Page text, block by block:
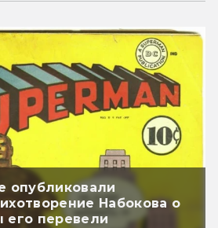
опубликовали
Набокова о
перевели